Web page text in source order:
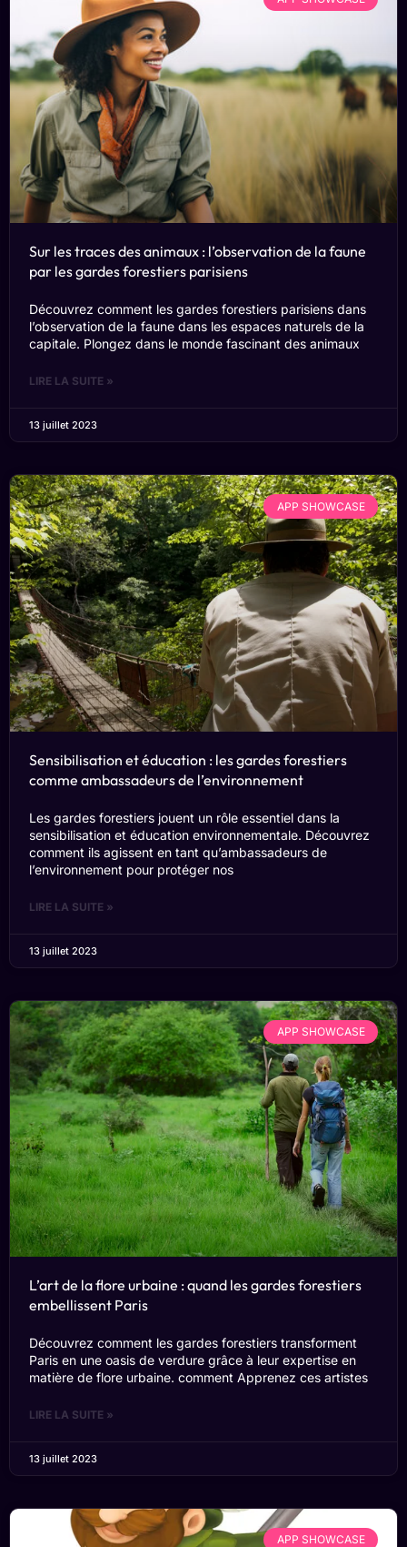
Sur les traces des animaux : l’observation de la faune
par les gardes forestiers parisiens
Découvrez comment les gardes forestiers parisiens dans
l’observation de la faune dans les espaces naturels de la
capitale. Plongez dans le monde fascinant des animaux
LIRE LA SUITE »
13 juillet 2023
APP SHOWCASE
Sensibilisation et éducation : les gardes forestiers
comme ambassadeurs de l’environnement
Les gardes forestiers jouent un rôle essentiel dans la
sensibilisation et éducation environnementale. Découvrez
comment ils agissent en tant qu’ambassadeurs de
l’environnement pour protéger nos
LIRE LA SUITE »
13 juillet 2023
APP SHOWCASE
L’art de la flore urbaine : quand les gardes forestiers
embellissent Paris
Découvrez comment les gardes forestiers transforment
Paris en une oasis de verdure grâce à leur expertise en
matière de flore urbaine. comment Apprenez ces artistes
LIRE LA SUITE »
13 juillet 2023
APP SHOWCASE